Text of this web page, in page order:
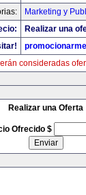
Marketing y
Realizar una
consideradas
Realizar una Oferta
Ofrecido $